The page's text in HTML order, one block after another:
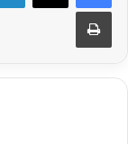
طباعة